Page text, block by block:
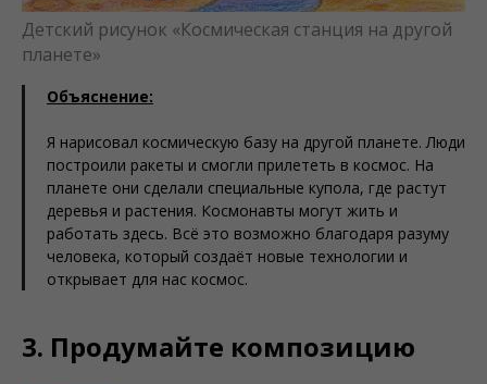
Детский рисунок «Космическая станция на другой
планете»
Объяснение:
Я нарисовал космическую базу на другой планете. Люди
построили ракеты и смогли прилететь в космос. На
планете они сделали специальные купола, где растут
деревья и растения. Космонавты могут жить и
работать здесь. Всё это возможно благодаря разуму
человека, который создаёт новые технологии и
открывает для нас космос.
3. Продумайте композицию